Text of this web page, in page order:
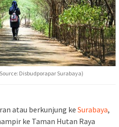
Disbudporapar Surabaya)
atau berkunjung ke Surabaya,
ke Taman Hutan Raya